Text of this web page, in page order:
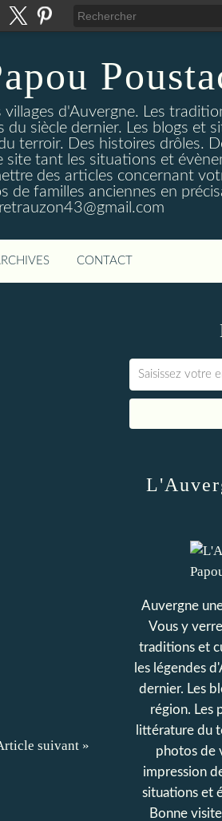
d'Auvergne. Les
siècle dernier. Les blogs et
terroir. Des histoires drôles.
site tant les situations et
des articles concernant
familles anciennes en
CONTACT
suivant »
Auvergne
Vous y
traditions et
les légendes
dernier. Les
région. Les
littérature du
photos de
impression
situations et
Bonne